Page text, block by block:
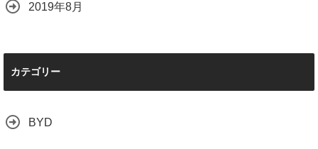
2019年8月
カテゴリー
BYD